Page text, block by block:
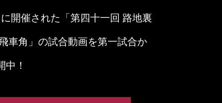
に開催された「第四十一回 路地裏
車角」の試合動画を第一試合か
中！